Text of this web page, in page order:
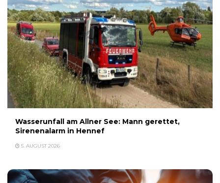
Wasserunfall am Allner See: Mann gerettet,
Sirenenalarm in Hennef
5. AUGUST 2026